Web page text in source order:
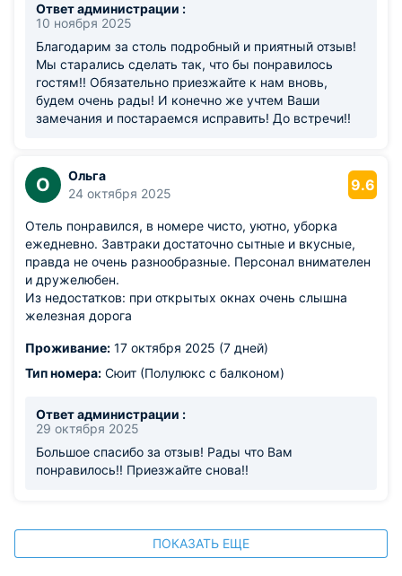
Ответ администрации :
10 ноября 2025
Благодарим за столь подробный и приятный отзыв!
Мы старались сделать так, что бы понравилось
гостям!! Обязательно приезжайте к нам вновь,
будем очень рады! И конечно же учтем Ваши
замечания и постараемся исправить! До встречи!!
О
Ольга
24 октября 2025
9.6
Отель понравился, в номере чисто, уютно, уборка
ежедневно. Завтраки достаточно сытные и вкусные,
правда не очень разнообразные. Персонал внимателен
и дружелюбен.
Из недостатков: при открытых окнах очень слышна
железная дорога
Проживание: 17 октября 2025 (7 дней)
Тип номера: Сюит (Полулюкс с балконом)
Ответ администрации :
29 октября 2025
Большое спасибо за отзыв! Рады что Вам
понравилось!! Приезжайте снова!!
ПОКАЗАТЬ ЕЩЕ